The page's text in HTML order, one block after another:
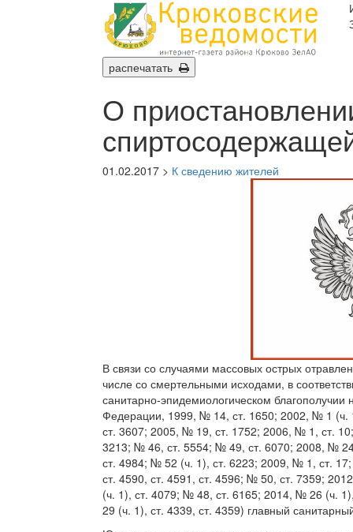
распечатать
О
01.02.2017 > К сведению жителей
В связи со случаями массовых острых
числе со смертельными исходами, в
санитарно-эпидемиологическом
Федерации, 1999, № 14, ст. 1650; 2002, № 1
ст. 3607; 2005, № 19, ст. 1752; 2006, № 1, ст.
3213; № 46, ст. 5554; № 49, ст. 6070; 2008, №
ст. 4984; № 52 (ч. 1), ст. 6223; 2009, № 1, ст.
ст. 4590, ст. 4591, ст. 4596; № 50, ст. 7359;
(ч. 1), ст. 4079; № 48, ст. 6165; 2014, № 26 (ч.
29 (ч. 1), ст. 4339, ст. 4359) главный